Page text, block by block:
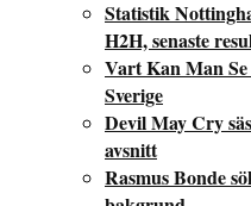
Statistik
H2H, senaste
Vart Kan Man
Sverige
Devil May Cry
avsnitt
Rasmus Bonde